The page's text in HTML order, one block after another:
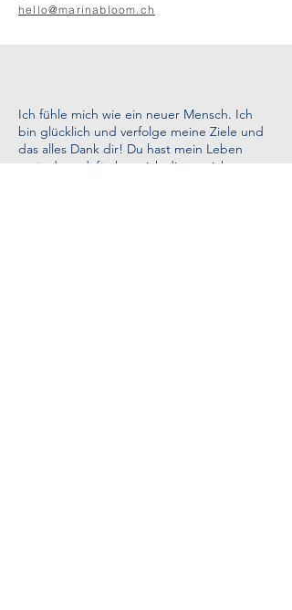
hello@marinabloom.ch
Ich fühle mich wie ein neuer Mensch. Ich
bin glücklich und verfolge meine Ziele und
das alles Dank dir! Du hast mein Leben
verändert, dafür kann ich dir garnicht